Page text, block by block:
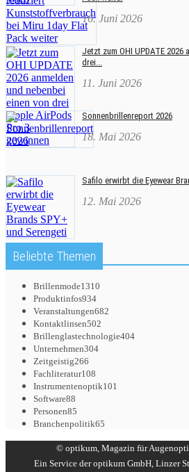
16. Juni 2026
Jetzt zum OHI UPDATE 2026
drei...
11. Juni 2026
Sonnenbrillenreport 2026
18. Mai 2026
Safilo erwirbt die Eyewear
12. Mai 2026
Beliebte Themen
Brillenmode1310
Produktinfos934
Veranstaltungen682
Kontaktlinsen502
Brillenglastechnologie404
Unternehmen304
Zeitgeistig266
Fachliteratur108
Instrumentenoptik101
Software88
Personen85
Branchenpolitik65
© optikum, Magazin für
Ein Service der optikum GmbH, Linzer